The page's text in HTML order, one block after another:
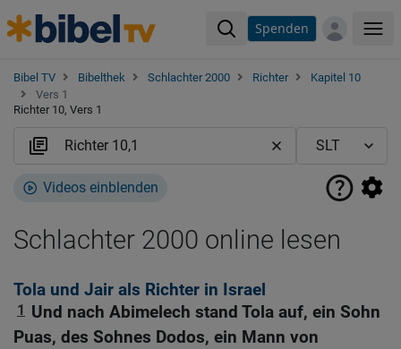
Spenden
Bibel TV Bibelthek Schlachter 2000 Richter
Kapitel 10
Vers 1
Richter 10, Vers 1
Videos einblenden
Schlachter 2000 online lesen
Tola und Jair als Richter in Israel
1
Und nach Abimelech stand Tola auf, ein Sohn
Puas, des Sohnes Dodos, ein Mann von